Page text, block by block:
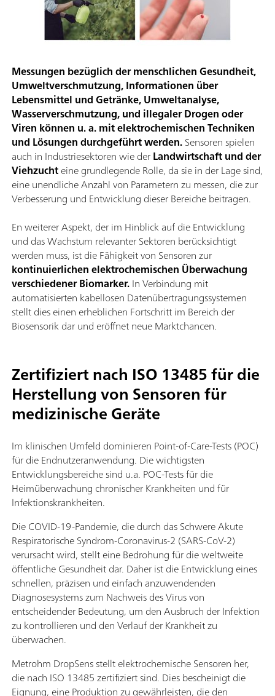
Messungen bezüglich der menschlichen Gesundheit,
Umweltverschmutzung, Informationen über
Lebensmittel und Getränke, Umweltanalyse,
Wasserverschmutzung, und illegaler Drogen oder
Viren können u. a. mit elektrochemischen Techniken
und Lösungen durchgeführt werden.Sensoren spielen
auch in Industriesektoren wie derLandwirtschaft und der
Viehzuchteine grundlegende Rolle, da sie in der Lage sind,
eine unendliche Anzahl von Parametern zu messen, die zur
Verbesserung und Entwicklung dieser Bereiche beitragen.
En weiterer Aspekt, der im Hinblick auf die Entwicklung
und das Wachstum relevanter Sektoren berücksichtigt
werden muss, ist die Fähigkeit von Sensoren zur
kontinuierlichen elektrochemischen Überwachung
verschiedener Biomarker.In Verbindung mit
automatisierten kabellosen Datenübertragungssystemen
stellt dies einen erheblichen Fortschritt im Bereich der
Biosensorik dar und eröffnet neue Marktchancen.
Zertifiziert nach ISO 13485 für die
Herstellung von Sensoren für
medizinische Geräte
Im klinischen Umfeld dominieren Point-of-Care-Tests (POC)
für die Endnutzeranwendung. Die wichtigsten
Entwicklungsbereiche sind u.a. POC-Tests für die
Heimüberwachung chronischer Krankheiten und für
Infektionskrankheiten.
Die COVID-19-Pandemie, die durch das Schwere Akute
Respiratorische Syndrom-Coronavirus-2 (SARS-CoV-2)
verursacht wird, stellt eine Bedrohung für die weltweite
öffentliche Gesundheit dar. Daher ist die Entwicklung eines
schnellen, präzisen und einfach anzuwendenden
Diagnosesystems zum Nachweis des Virus von
entscheidender Bedeutung, um den Ausbruch der Infektion
zu kontrollieren und den Verlauf der Krankheit zu
überwachen.
Metrohm DropSens stellt elektrochemische Sensoren her,
die nach ISO 13485 zertifiziert sind. Dies bescheinigt die
Eignung, eine Produktion zu gewährleisten, die den